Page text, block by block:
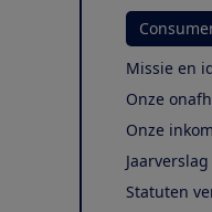
Missie en
Onze
Onze
Jaarverslag
Statuten